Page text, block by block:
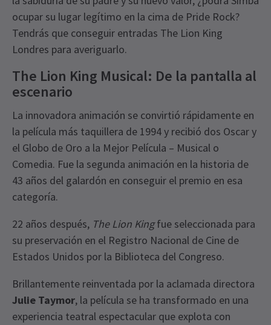
ocupar su lugar legítimo en la cima de Pride Rock?
Tendrás que conseguir entradas The Lion King
Londres para averiguarlo.
The Lion King Musical: De la pantalla al
escenario
La innovadora animación se convirtió rápidamente en
la película más taquillera de 1994 y recibió dos Oscar y
el Globo de Oro a la Mejor Película – Musical o
Comedia. Fue la segunda animación en la historia de
43 años del galardón en conseguir el premio en esa
categoría.
22 años después, The Lion Kingfue seleccionada para
su preservación en el Registro Nacional de Cine de
Estados Unidos por la Biblioteca del Congreso.
Brillantemente reinventada por la aclamada directora
Julie Taymor, la película se ha transformado en una
experiencia teatral espectacular que explota con